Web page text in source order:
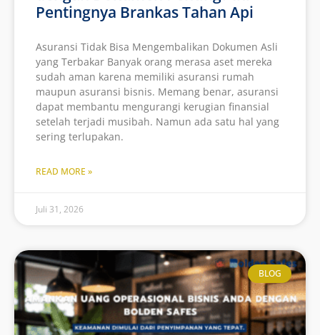
Pentingnya Brankas Tahan Api
Asuransi Tidak Bisa Mengembalikan Dokumen Asli
yang Terbakar Banyak orang merasa aset mereka
sudah aman karena memiliki asuransi rumah
maupun asuransi bisnis. Memang benar, asuransi
dapat membantu mengurangi kerugian finansial
setelah terjadi musibah. Namun ada satu hal yang
sering terlupakan.
READ MORE »
Juli 31, 2026
BLOG